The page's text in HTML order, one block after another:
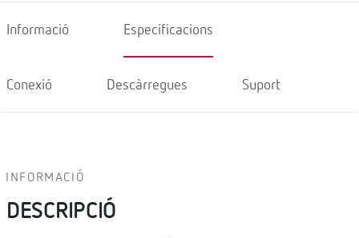
Informació Especificacions
Conexió Descàrregues Suport
INFORMACIÓ
DESCRIPCIÓ